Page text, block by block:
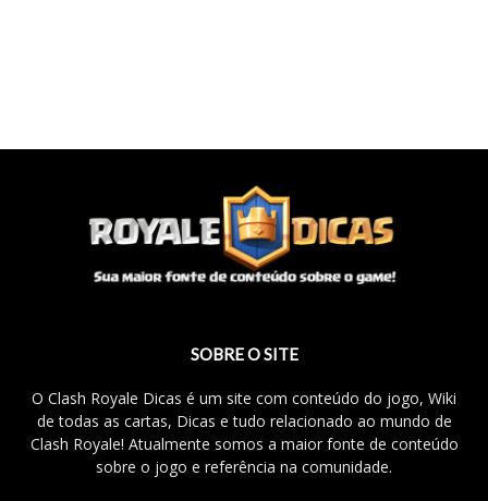
SOBRE O SITE
O Clash Royale Dicas é um site com conteúdo do jogo, Wiki
de todas as cartas, Dicas e tudo relacionado ao mundo de
Clash Royale! Atualmente somos a maior fonte de conteúdo
sobre o jogo e referência na comunidade.